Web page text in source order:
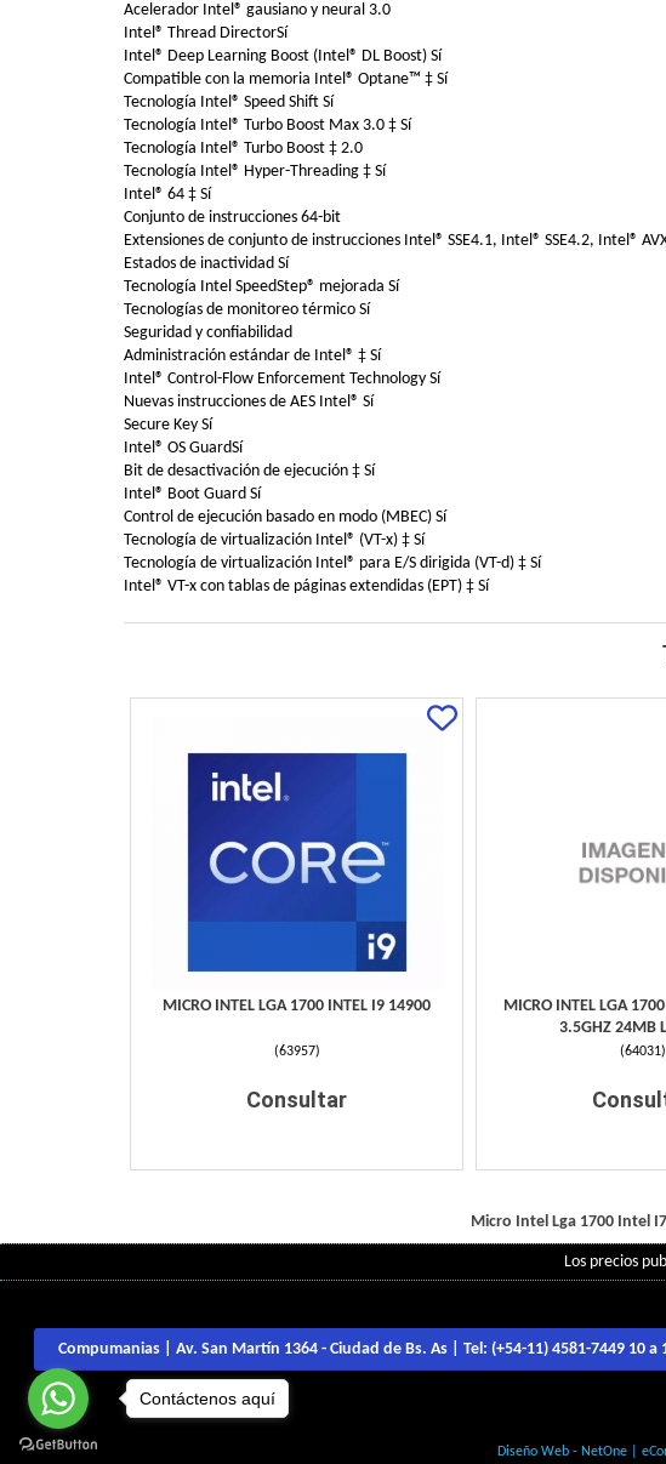
Contáctenos aquí
Acelerador Intel® gausiano y neural 3.0
Intel® Thread DirectorSí
Intel® Deep Learning Boost (Intel® DL Boost) Sí
Compatible con la memoria Intel® Optane™ ‡ Sí
Tecnología Intel® Speed Shift Sí
Tecnología Intel® Turbo Boost Max 3.0 ‡ Sí
Tecnología Intel® Turbo Boost ‡ 2.0
Tecnología Intel® Hyper-Threading ‡ Sí
Intel® 64 ‡ Sí
Conjunto de instrucciones 64-bit
Extensiones de conjunto de instrucciones Intel® SSE4.1, Intel® SSE4.2, Intel®
Estados de inactividad Sí
Tecnología Intel SpeedStep® mejorada Sí
Tecnologías de monitoreo térmico Sí
Seguridad y confiabilidad
Administración estándar de Intel® ‡ Sí
Intel® Control-Flow Enforcement Technology Sí
Nuevas instrucciones de AES Intel® Sí
Secure Key Sí
Intel® OS GuardSí
Bit de desactivación de ejecución ‡ Sí
Intel® Boot Guard Sí
Control de ejecución basado en modo (MBEC) Sí
Tecnología de virtualización Intel® (VT-x) ‡ Sí
Tecnología de virtualización Intel® para E/S dirigida (VT-d) ‡ Sí
Intel® VT-x con tablas de páginas extendidas (EPT) ‡ Sí
MICRO INTEL LGA 1700 INTEL I9 14900
(63957)
Consultar
MICRO INTEL LGA
3.5GHZ 24MB
(64031)
Micro Intel Lga 1700 Intel
Los precios
Compumanias | Av. San Martín 1364 - Ciudad de Bs. As | Tel: (+54-11) 4581-7449 10 a
Diseño Web - NetOne